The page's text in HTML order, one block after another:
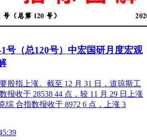
号（总120号）中宏国研月度宏观
股指上涨。截至 12 月 31 日，道琼斯工
报收于 28538 44 点，较 11 月 29 日上涨
综 合指数报收于 8972 6 点，上涨 3